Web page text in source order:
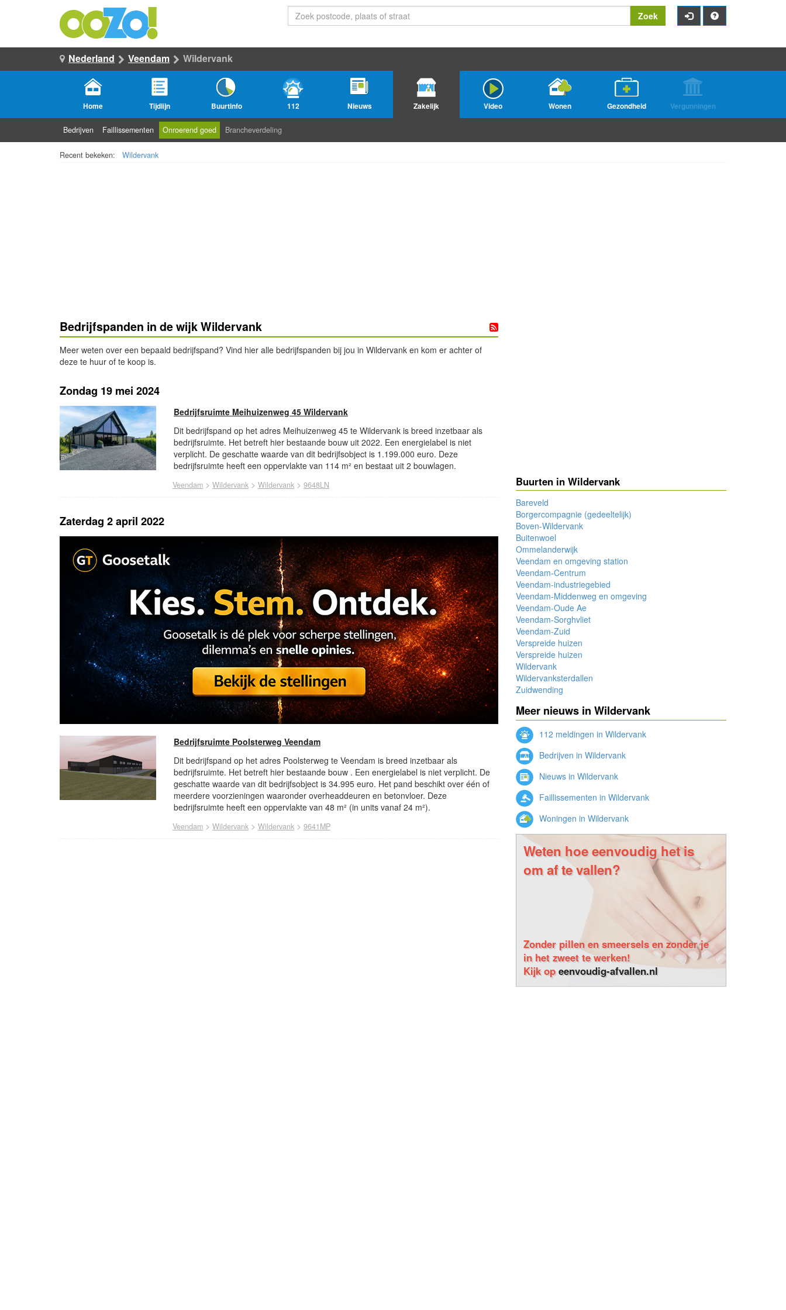
Zoek
Nederland Veendam Wildervank
Home Tijdlijn Buurtinfo 112 Nieuws Zakelijk Video Wonen Gezondheid Vergunningen
Bedrijven Faillissementen Onroerend goed Brancheverdeling
Recent bekeken: Wildervank
Bedrijfspanden in de wijk Wildervank
Meer weten over een bepaald bedrijfspand? Vind hier alle bedrijfspanden bij jou in Wildervank en kom er achter of
deze te huur of te koop is.
Zondag 19 mei 2024
Bedrijfsruimte Meihuizenweg 45 Wildervank
Dit bedrijfspand op het adres Meihuizenweg 45 te Wildervank is breed inzetbaar als
bedrijfsruimte. Het betreft hier bestaande bouw uit 2022. Een energielabel is niet
verplicht. De geschatte waarde van dit bedrijfsobject is 1.199.000 euro. Deze
bedrijfsruimte heeft een oppervlakte van 114 m² en bestaat uit 2 bouwlagen.
Veendam > Wildervank > Wildervank > 9648LN
Zaterdag 2 april 2022
Bedrijfsruimte Poolsterweg Veendam
Dit bedrijfspand op het adres Poolsterweg te Veendam is breed inzetbaar als
bedrijfsruimte. Het betreft hier bestaande bouw . Een energielabel is niet verplicht. De
geschatte waarde van dit bedrijfsobject is 34.995 euro. Het pand beschikt over één of
meerdere voorzieningen waaronder overheaddeuren en betonvloer. Deze
bedrijfsruimte heeft een oppervlakte van 48 m² (in units vanaf 24 m²).
Veendam > Wildervank > Wildervank > 9641MP
Buurten in Wildervank
Bareveld
Borgercompagnie (gedeeltelijk)
Boven-Wildervank
Buitenwoel
Ommelanderwijk
Veendam en omgeving station
Veendam-Centrum
Veendam-industriegebied
Veendam-Middenweg en omgeving
Veendam-Oude Ae
Veendam-Sorghvliet
Veendam-Zuid
Verspreide huizen
Verspreide huizen
Wildervank
Wildervanksterdallen
Zuidwending
Meer nieuws in Wildervank
112 meldingen in Wildervank
Bedrijven in Wildervank
Nieuws in Wildervank
Faillissementen in Wildervank
Woningen in Wildervank
Weten hoe eenvoudig het is
om af te vallen?
Zonder pillen en smeersels en zonder je
in het zweet te werken!
Kijk opeenvoudig-afvallen.nl